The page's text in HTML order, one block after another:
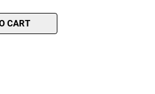
CART